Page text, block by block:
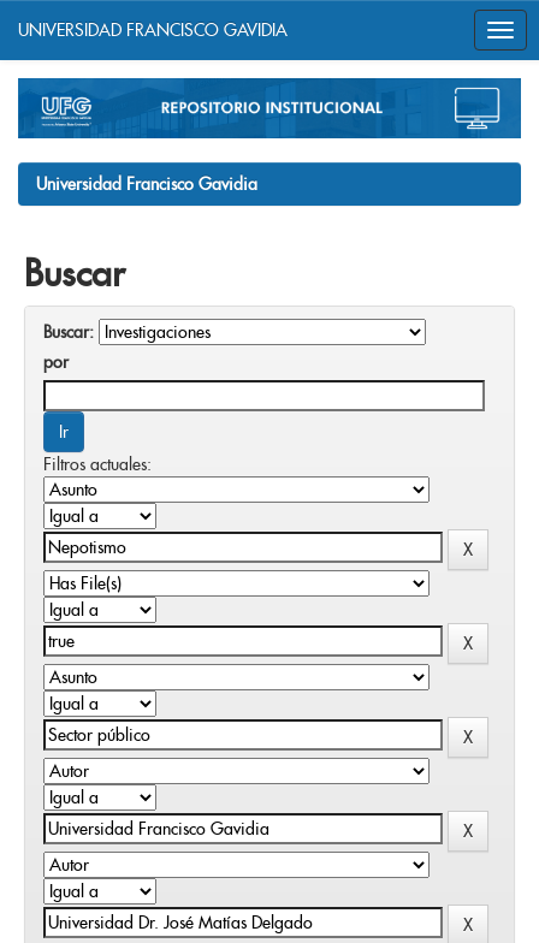
navigation
UNIVERSIDAD FRANCISCO GAVIDIA
Universidad Francisco Gavidia
Buscar
Buscar:
por
Filtros actuales: